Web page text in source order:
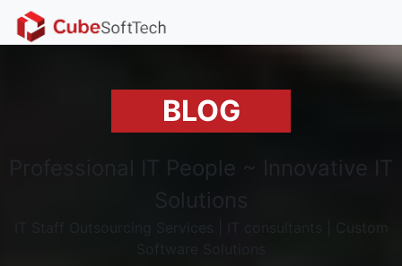
BLOG
Professional IT People ~ Innovative IT
Solutions
IT Staff Outsourcing Services | IT consultants | Custom
Software Solutions